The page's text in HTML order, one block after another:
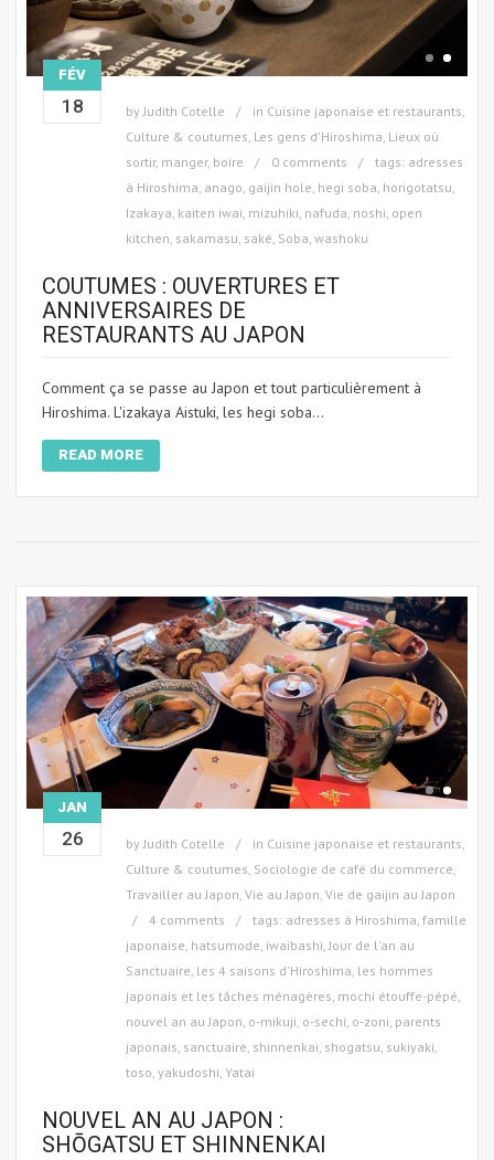
FÉV
18 by Judith Cotelle in Cuisine japonaise et restaurants
Culture & coutumes Les gens d'Hiroshima Lieux où
sortir, manger, boire
0 comments tags: adresses
à Hiroshima anago gaijin hole hegi soba horigotatsu
Izakaya kaiten iwai mizuhiki nafuda noshi open
kitchen sakamasu saké Soba washoku
COUTUMES : OUVERTURES ET
ANNIVERSAIRES DE
RESTAURANTS AU JAPON
Comment ça se passe au Japon et tout particulièrement à
Hiroshima. L'izakaya Aistuki, les hegi soba...
READ MORE
JAN
26 byJudith Cotelle in Cuisine japonaise et restaurants,
Culture & coutumes, Sociologie de café du commerce,
Travailler au Japon, Vie au Japon, Vie de gaijin au Japon
4 comments
tags: adresses à Hiroshima, famille
japonaise, hatsumode, iwaibashi,Jour de l'an au
Sanctuaire, les 4 saisons d'Hiroshima, les hommes
japonais et les tâches ménagères, mochi étouffe-pépé,
nouvel an au Japon, o-mikuji, o-sechi, o-zoni, parents
japonais, sanctuaire, shinnenkai, shogatsu, sukiyaki,
toso, yakudoshi, Yatai
NOUVEL AN AU JAPON :
SHŌGATSU ET SHINNENKAI